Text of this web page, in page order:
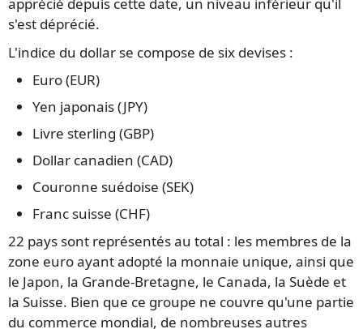
apprécié depuis cette date, un niveau inférieur qu'il
s'est déprécié.
L'indice du dollar se compose de six devises :
Euro (EUR)
Yen japonais (JPY)
Livre sterling (GBP)
Dollar canadien (CAD)
Couronne suédoise (SEK)
Franc suisse (CHF)
22 pays sont représentés au total : les membres de la
zone euro ayant adopté la monnaie unique, ainsi que
le Japon, la Grande-Bretagne, le Canada, la Suède et
la Suisse. Bien que ce groupe ne couvre qu'une partie
du commerce mondial, de nombreuses autres